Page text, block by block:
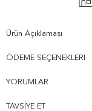
Ürün Açıklaması
ÖDEME SEÇENEKLERI
YORUMLAR
TAVSIYE ET